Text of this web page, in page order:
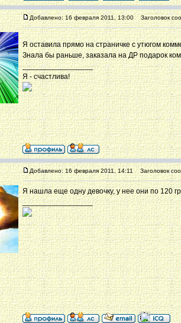
Добавлено: 16 февраля 2011, 13:00 Заголовок
Я оставила прямо на страничке с утюгом
Знала бы раньше, заказала на ДР подарок
_________________
Я - счастлива!
Добавлено: 16 февраля 2011, 14:11 Заголовок
Я нашла еще одну девочку, у нее они по 120
_________________